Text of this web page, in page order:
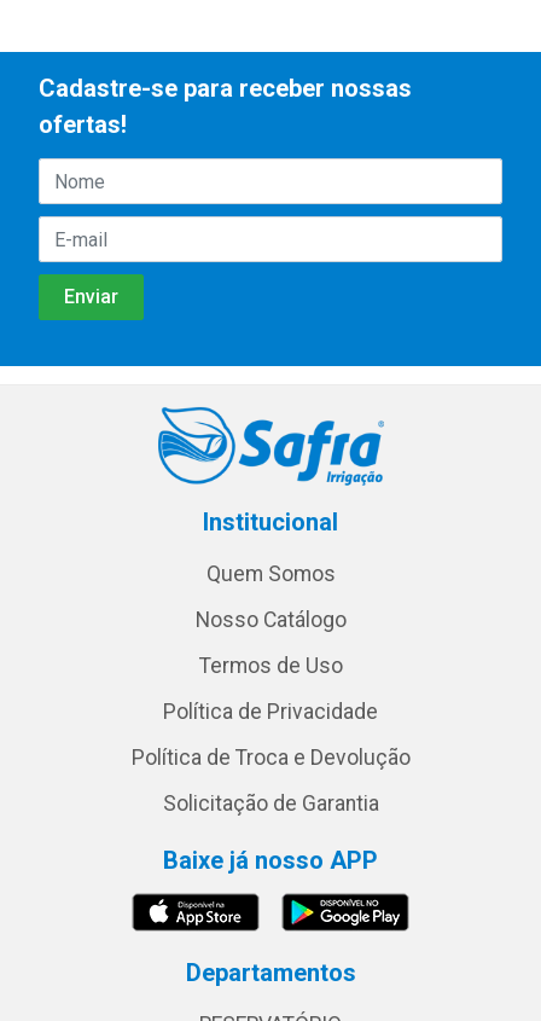
Cadastre-se para receber nossas
ofertas!
Institucional
Quem Somos
Nosso Catálogo
Termos de Uso
Política de Privacidade
Política de Troca e Devolução
Solicitação de Garantia
Baixe já nosso APP
Departamentos